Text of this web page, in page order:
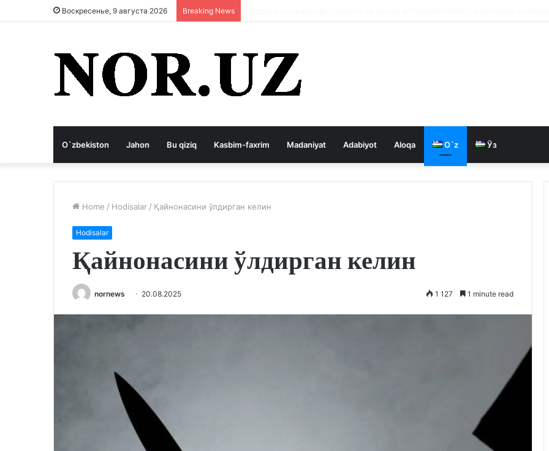
Воскресенье, 9 августа 2026 Breaking News
O`zbekiston Jahon Bu qiziq Kasbim-faxrim Madaniyat Adabiyot Aloqa O`z Ўз
Home / Hodisalar / Қайнонасини ўлдирган келин
Hodisalar
Қайнонасини ўлдирган келин
nornews 20.08.2025 1 127 1 minute read